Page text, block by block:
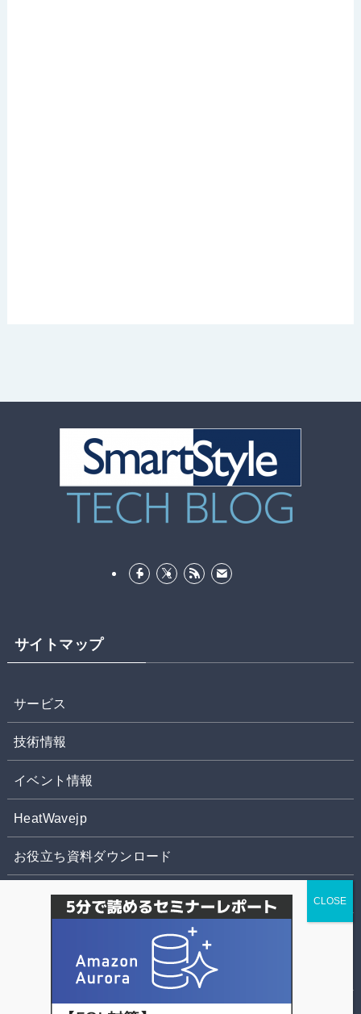
サイトマップ
サービス
技術情報
イベント情報
HeatWavejp
お役立ち資料ダウンロード
お問合せ
株式会社パソナデータ&デザイン
個人情報の取扱いについて